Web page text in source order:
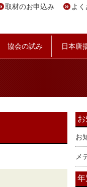
取材のお申込み よ
協会の試み 日本唐
お
メ
年